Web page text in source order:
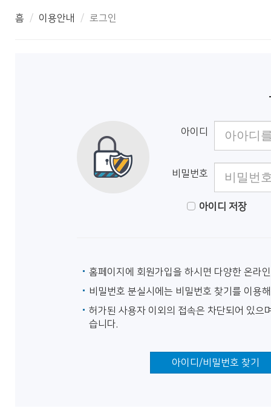
흠 이용안내 로그인
아이디
비밀번호
아이디 저장
홈페이지에 회원가입을 하시면 다양한 온라
비밀번호 분실시에는 비밀번호 찾기를 이용
허가된 사용자 이외의 접속은 차단되어 있으
습니다.
아이디/비밀번호 찾기